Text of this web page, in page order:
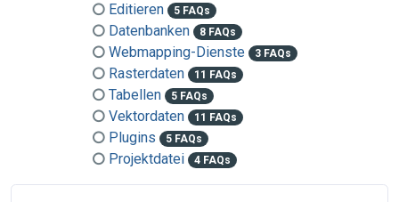
Editieren 5 FAQs
Datenbanken 8 FAQs
Webmapping-Dienste 3 FAQs
Rasterdaten 11 FAQs
Tabellen 5 FAQs
Vektordaten 11 FAQs
Plugins 5 FAQs
Projektdatei 4 FAQs